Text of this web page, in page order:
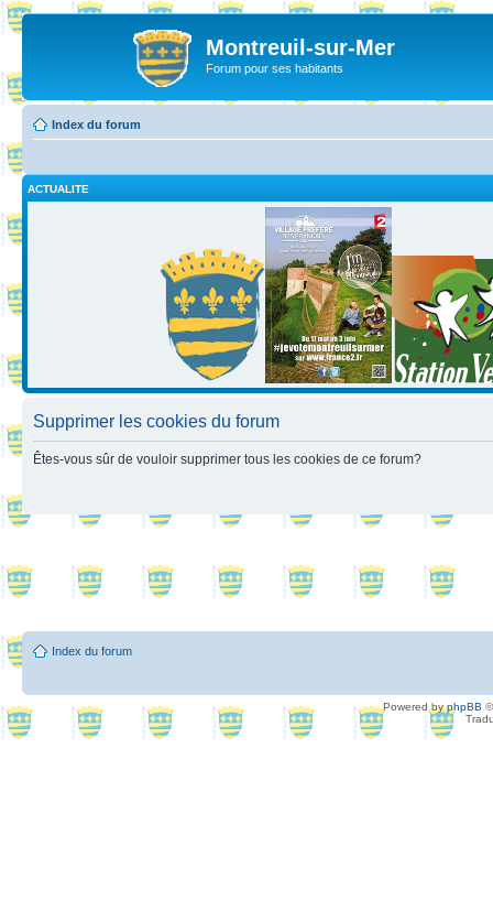
Montreuil-sur-Mer
Forum pour ses habitants
Index du forum
ACTUALITE
Supprimer les cookies du forum
Êtes-vous sûr de vouloir supprimer tous les cookies de ce forum?
Index du forum
Powered byphpBB